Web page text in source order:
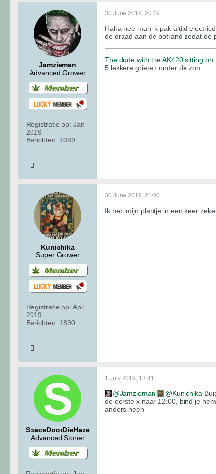
Jamzieman
Advanced Grower
Registratie op: Jan
2019
Berichten: 1039
30 June 2019, 20:49
Haha nee man ik pak altijd
de draad aan de potrand zodat de
The dude with the AK420 sitting
5 lekkere grieten onder de zon
Kunichika
Super Grower
Registratie op: Apr
2019
Berichten: 1890
30 June 2019, 21:00
Ik heb mijn plantje in een keer
SpaceDoorDieHaze
Advanced Stoner
1 July 2019, 13:41
Jamzieman Kunichika
de eerste x naar 12:00, bind je
anders heen